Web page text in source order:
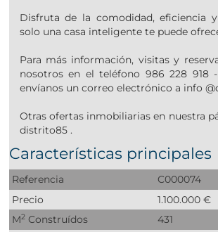
Disfruta de la comodidad, eficiencia
solo una casa inteligente te puede
Para más información, visitas y
nosotros en el teléfono 986 228 918
envíanos un correo electrónico a info
Otras ofertas inmobiliarias en nuestra
distrito85 .
Características principales
Referencia
C000074
Precio
1.100.000 €
M2 Construídos
431